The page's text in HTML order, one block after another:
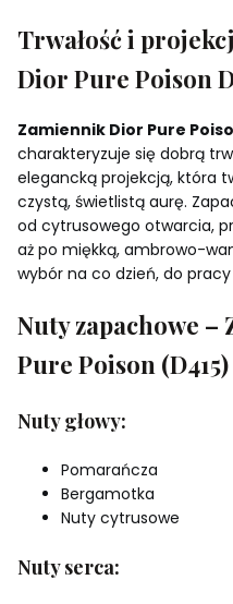
Trwałość i
Dior Pure Poison
Zamiennik Dior Pure
charakteryzuje się dobrą
elegancką projekcją, która
czystą, świetlistą aurę.
od cytrusowego otwarcia,
aż po miękką, ambrowo-
wybór na co dzień, do
Nuty zapachowe
Pure Poison
Nuty głowy:
Pomarańcza
Bergamotka
Nuty cytrusowe
Nuty serca: